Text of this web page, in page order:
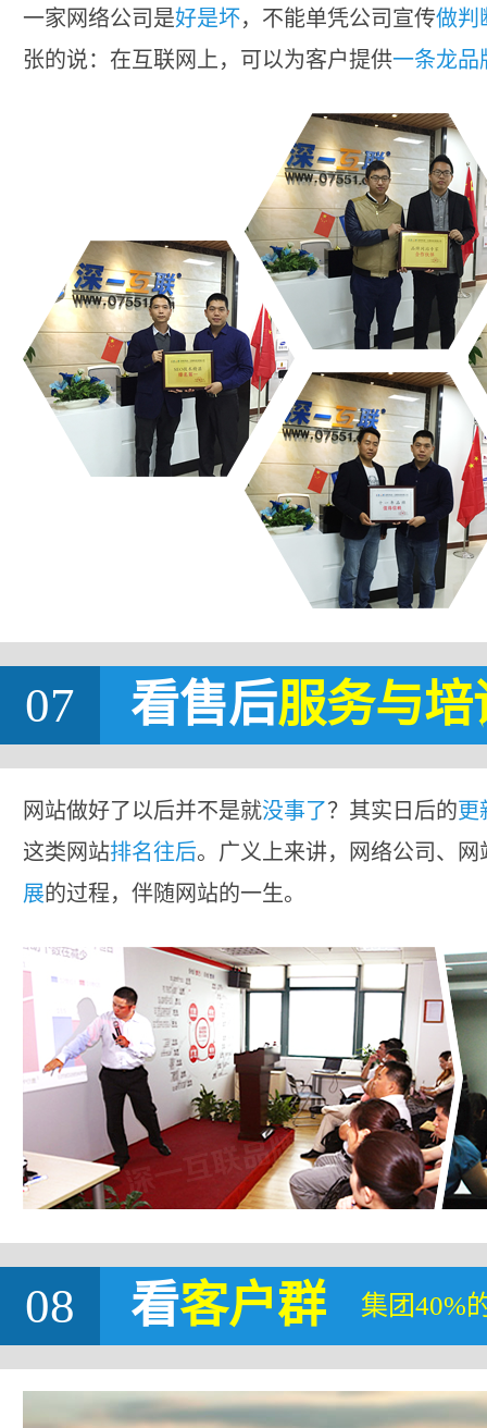
一家网络公司是好是坏，不能单凭公司宣传做判
张的说：在互联网上，可以为客户提供一条龙品
07 看售后服务与培
网站做好了以后并不是就没事了？其实日后的更
这类网站排名往后。广义上来讲，网络公司、
展的过程，伴随网站的一生。
08 看客户群 集团40%